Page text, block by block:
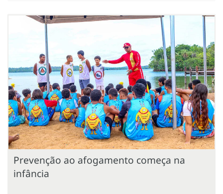
Prevenção ao afogamento começa na
infância